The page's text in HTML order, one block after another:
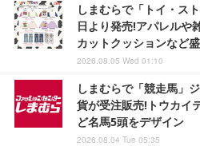
しまむらで「トイ・ス
日より発売!アパレルや
カットクッションなど
2026.08.05 Wed 01:10
しまむらで「競走馬」
貨が受注販売!トウカイ
ど名馬5頭をデザイン
2026.08.04 Tue 05:35